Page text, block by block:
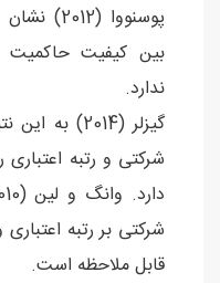
پوسنووا
بین کیفیت حاکمیت
ندارد.
گیزلر
شرکتی و رتبه
شرکتی بر رتبه
قابل ملاحظه است.